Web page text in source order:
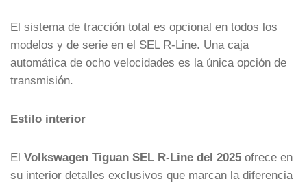
El sistema de tracción total es opcional en todos los
modelos y de serie en el SEL R-Line. Una caja
automática de ocho velocidades es la única opción de
transmisión.
Estilo interior
El Volkswagen Tiguan SEL R-Line del 2025 ofrece en
su interior detalles exclusivos que marcan la diferencia